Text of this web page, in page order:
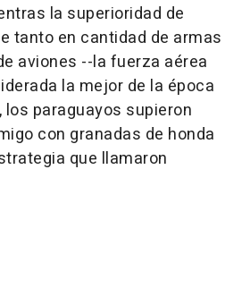
la superioridad de
tanto en cantidad de armas
aviones --la fuerza aérea
la mejor de la época
paraguayos supieron
con granadas de honda
que llamaron